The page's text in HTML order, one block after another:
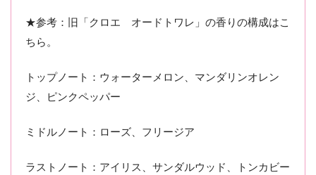
★参考：旧「クロエ オードトワレ」の香りの構成はこ
ちら。
トップノート：ウォーターメロン、マンダリンオレン
ジ、ピンクペッパー
ミドルノート：ローズ、フリージア
ラストノート：アイリス、サンダルウッド、トンカビー